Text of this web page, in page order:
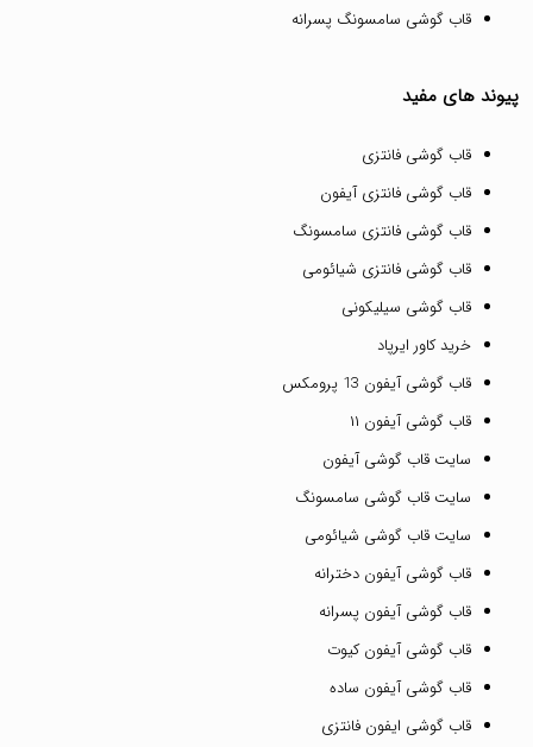
قاب گوشی سامسونگ پسرانه
پیوند های مفید
قاب گوشی فانتزی
قاب گوشی فانتزی آیفون
قاب گوشی فانتزی سامسونگ
قاب گوشی فانتزی شیائومی
قاب گوشی سیلیکونی
خرید کاور ایرپاد
قاب گوشی آیفون 13 پرومکس
قاب گوشی آیفون ۱۱
سایت قاب گوشی آیفون
سایت قاب گوشی سامسونگ
سایت قاب گوشی شیائومی
قاب گوشی آیفون دخترانه
قاب گوشی آیفون پسرانه
قاب گوشی آیفون کیوت
قاب گوشی آیفون ساده
قاب گوشی ایفون فانتزی